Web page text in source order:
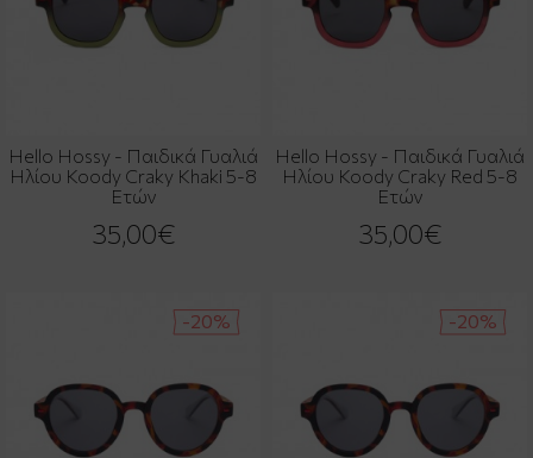
Hello Hossy - Παιδικά Γυαλιά
Ηλίου Koody Craky Khaki 5-8
Ετών
35,00€
Hello Hossy - Παιδικά Γυαλιά
Ηλίου Koody Craky Red 5-8
Ετών
35,00€
-20% -20%